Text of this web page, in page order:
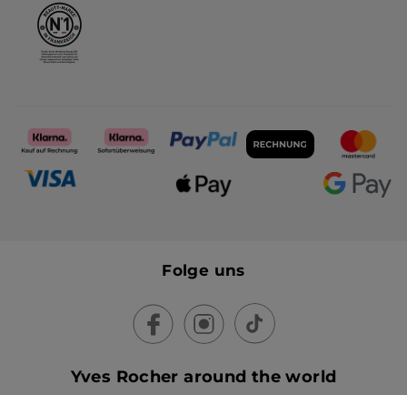
Folge uns
Yves Rocher around the world